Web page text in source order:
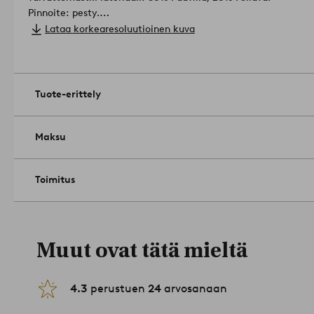
Pinnoite: pesty.
Leveys: 145 cm. Valitse pituus tilattaessa.
Konepesu 40 °C. Älä käytä valkaisuainetta.
Lataa korkearesoluutioinen kuva
Tuote-erittely
Maksu
Toimitus
Muut ovat tätä mieltä
4.3 perustuen 24 arvosanaan